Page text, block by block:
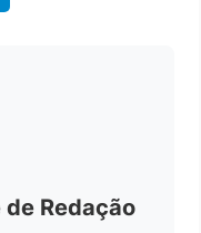
de Redação